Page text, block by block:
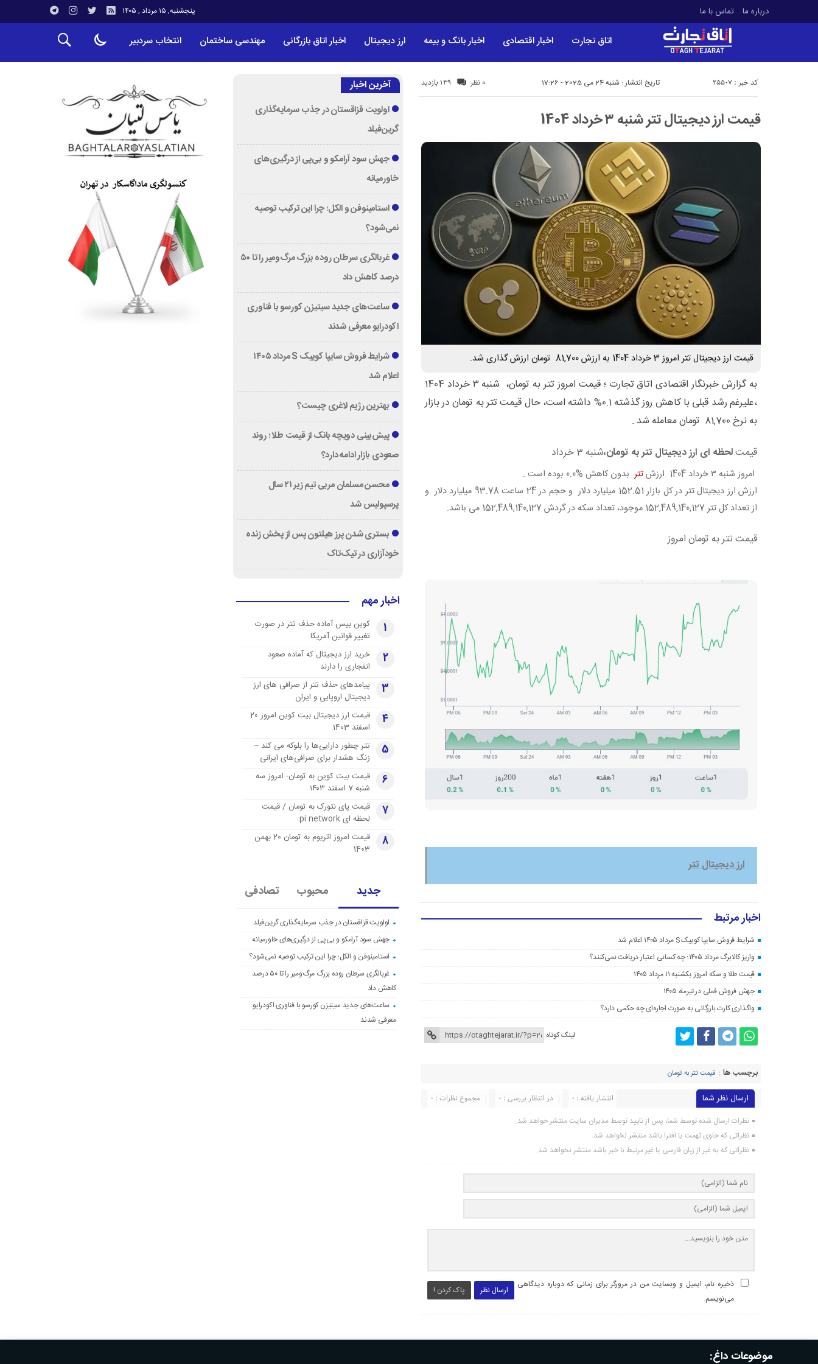
درباره ما تماس با ما پنجشنبه, ۱۵ مرداد , ۱۴۰۵
اتاق تجارت اخبار اقتصادی اخبار بانک و بیمه ارز دیجیتال اخبار اتاق بازرگانی مهندسی ساختمان انتخاب سردبیر
تاریخ انتشار : شنبه 24 می 2025 - 17:26 139 بازدید کد خبر : 25507 0 نظر
قیمت ارز دیجیتال تتر شنبه ۳ خرداد 1404
قیمت ارز دیجیتال تتر امروز 3 خرداد 1404 به ارزش 81,700 تومان ارزش گذاری شد.
به گزارش خبرنگار اقتصادی اتاق تجارت ؛ قیمت امروز تتر به تومان، شنبه ۳ خرداد 1404
،علیرغم رشد قبلی با کاهش روز گذشته 0.1% داشته است، حال قیمت تتر به تومان در بازار
به نرخ 81,700 تومان معامله شد .
قیمتلحظه ای ارز دیجیتال تتر به تومان،شنبه 3 خرداد
امروز شنبه ۳ خرداد 1404 ارزش تتربدون کاهش %0.0 بوده است .
ارزش ارز دیجیتال تتر در کل بازار 152.51 میلیارد دلار وحجم در 24 ساعت 93.78 میلیارد دلار
و
ازتعداد کل تتر 152,489,140,127 موجود، تعداد سکه در گردش 152,489,140,127 می باشد.
قیمت تتر به تومان امروز
ارز دیجیتال تتر
اخبار مرتبط
شرایط فروش سایپا کوییک S مرداد ۱۴۰۵ اعلام شد
واریز کالابرگ مرداد ۱۴۰۵؛ چه کسانی اعتبار دریافت نمی‌کنند؟
قیمت طلا و سکه امروز یکشنبه ۱۱ مرداد ۱۴۰۵
جهش فروش فملی در تیرماه ۱۴۰۵
واگذاری کارت بازرگانی به صورت اجاره‌ای چه حکمی دارد؟
لینک کوتاه
برچسب ها : قیمت تتر به تومان
ارسال نظر شما مجموع نظرات : 0 در انتظار بررسی : 0 انتشار یافته : 0
نظرات ارسال شده توسط شما، پس از تایید توسط مدیران سایت منتشر خواهد شد.
نظراتی که حاوی تهمت یا افترا باشد منتشر نخواهد شد.
نظراتی که به غیر از زبان فارسی یا غیر مرتبط با خبر باشد منتشر نخواهد شد.
ارسال نظر پاک کردن !
ذخیره نام، ایمیل و وبسایت من در مرورگر برای زمانی که دوباره دیدگاهی
می‌نویسم.
آخرین اخبار
اولویت قزاقستان در جذب سرمایه‌گذاری
گرین‌فیلد
جهش سود آرامکو و بی‌پی از درگیری‌های
خاورمیانه
استامینوفن و الکل؛ چرا این ترکیب توصیه
نمی‌شود؟
غربالگری سرطان روده بزرگ مرگ‌ومیر را تا ۵۰
درصد کاهش داد
ساعت‌های جدید سیتیزن کورسو با فناوری
اکودرایو معرفی شدند
شرایط فروش سایپا کوییک S مرداد ۱۴۰۵
اعلام شد
بهترین رژیم لاغری چیست؟
پیش‌بینی دویچه‌ بانک از قیمت طلا ؛ روند
صعودی بازار ادامه دارد؟
محسن مسلمان مربی تیم زیر ۲۱ سال
پرسپولیس شد
بستری شدن پرز هیلتون پس از پخش زنده
خودآزاری در تیک‌تاک
اخبار مهم
1
کوین بیس آماده حذف تتر در صورت
تغییر قوانین آمریکا
2
خرید ارز دیجیتال که آماده صعود
انفجاری را دارند
3
پیامدهای حذف تتر از صرافی های ارز
دیجیتال اروپایی و ایران
4
قیمت ارز دیجیتال بیت کوین امروز 20
اسفند 1403
5
تتر چطور دارایی‌ها را بلوکه می کند –
زنگ هشدار برای صرافی‌های ایرانی
6
قیمت بیت کوین به تومان- امروز سه
شنبه 7 اسفند ۱۴۰۳
7
قیمت پای نتورک به تومان / قیمت
لحظه ای pi network
8
قیمت امروز اتریوم به تومان 20 بهمن
1403
جدید محبوب تصادفی
اولویت قزاقستان در جذب سرمایه‌گذاری گرین‌فیلد
جهش سود آرامکو و بی‌پی از درگیری‌های خاورمیانه
استامینوفن و الکل؛ چرا این ترکیب توصیه نمی‌شود؟
غربالگری سرطان روده بزرگ مرگ‌ومیر را تا ۵۰ درصد
کاهش داد
ساعت‌های جدید سیتیزن کورسو با فناوری اکودرایو
معرفی شدند
موضوعات داغ: